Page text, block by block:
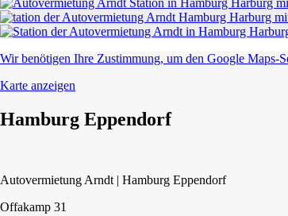
Wir benötigen Ihre Zustimmung, um den Google Maps-
Karte anzeigen
Hamburg Eppendorf
Autovermietung Arndt | Hamburg Eppendorf
Offakamp 31